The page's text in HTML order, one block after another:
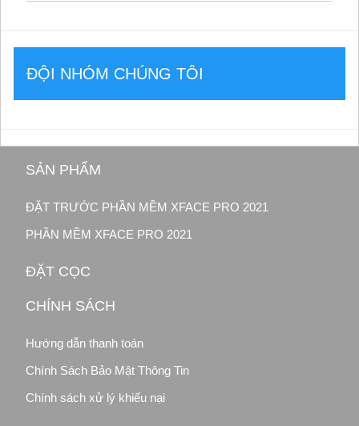
ĐỘI NHÓM CHÚNG TÔI
SẢN PHẨM
ĐẶT TRƯỚC PHẦN MỀM XFACE PRO 2021
PHẦN MỀM XFACE PRO 2021
ĐẶT CỌC
CHÍNH SÁCH
Hướng dẫn thanh toán
Chính Sách Bảo Mật Thông Tin
Chính sách xử lý khiếu nại